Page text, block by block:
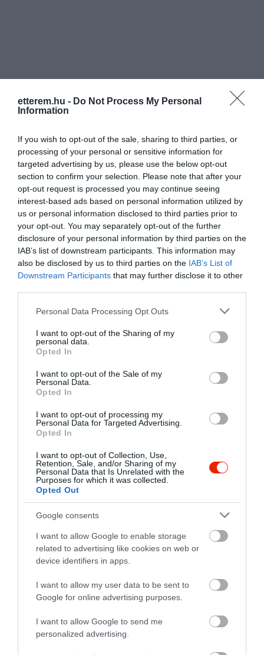
etterem.hu - Do Not Process My Personal
Information
If you wish to opt-out of the sale, sharing to third parties, or
processing of your personal or sensitive information for
targeted advertising by us, please use the below opt-out
section to confirm your selection. Please note that after your
opt-out request is processed you may continue seeing
interest-based ads based on personal information utilized by
us or personal information disclosed to third parties prior to
your opt-out. You may separately opt-out of the further
disclosure of your personal information by third parties on the
IAB’s list of downstream participants. This information may
also be disclosed by us to third parties on the IAB’s List of
Downstream Participants that may further disclose it to other
Please note that this website/app uses one or more Google
not limited to your visit or usage behaviour. You may click to
grant or deny consent to Google and its third-party tags to
use your data for below specified purposes in below Google
consent section.
Personal Data Processing Opt Outs
I want to opt-out of the Sharing of my
personal data.
Opted In
I want to opt-out of the Sale of my
Personal Data.
Opted In
I want to opt-out of processing my
Personal Data for Targeted Advertising.
Opted In
I want to opt-out of Collection, Use,
Retention, Sale, and/or Sharing of my
Personal Data that Is Unrelated with the
Purposes for which it was collected.
Opted Out
Google consents
I want to allow Google to enable storage
related to advertising like cookies on web or
device identifiers in apps.
I want to allow my user data to be sent to
Google for online advertising purposes.
I want to allow Google to send me
personalized advertising.
Nyitvatartás:
Elfogadott kártyák:
Felszereltség:
WIFI, Terasz, Parkoló, Kártyás fizetés
Rólunk:
Madame et monsieur,
köszönthetnénk látogatóinkat, avagy
Hölgyeim és Uraim, üdvözöljük Önöket
a marokkói-francia stílusú szombathelyi
Casablancában!
Igaz, a hamisítatlan múlt századi és
romantikus hangulatot idéző bár-kávézó
a Humphrey Bogart főszereplésével
játszott mozitól eltérően még nem ért
meg 50 évet, mégis sok a hasonlóság a
film és a bár között:
minőség is
:. a Casablanca igazi menedékhely
:. gondtalan kikapcsolódást nyújt
azoknak, akik vevők a marokkói-francia
helyőrsége
Mutass többet
Kapcsolat
9700 Szombathely, Kassák Lajos utca 22/A
+36 94 787 158
casablancacafe2008@gmail.com
fb.com/pg/casablancacafe/posts/?ref=page_internal
Probléma jelentése Te vagy a tulajdonos?